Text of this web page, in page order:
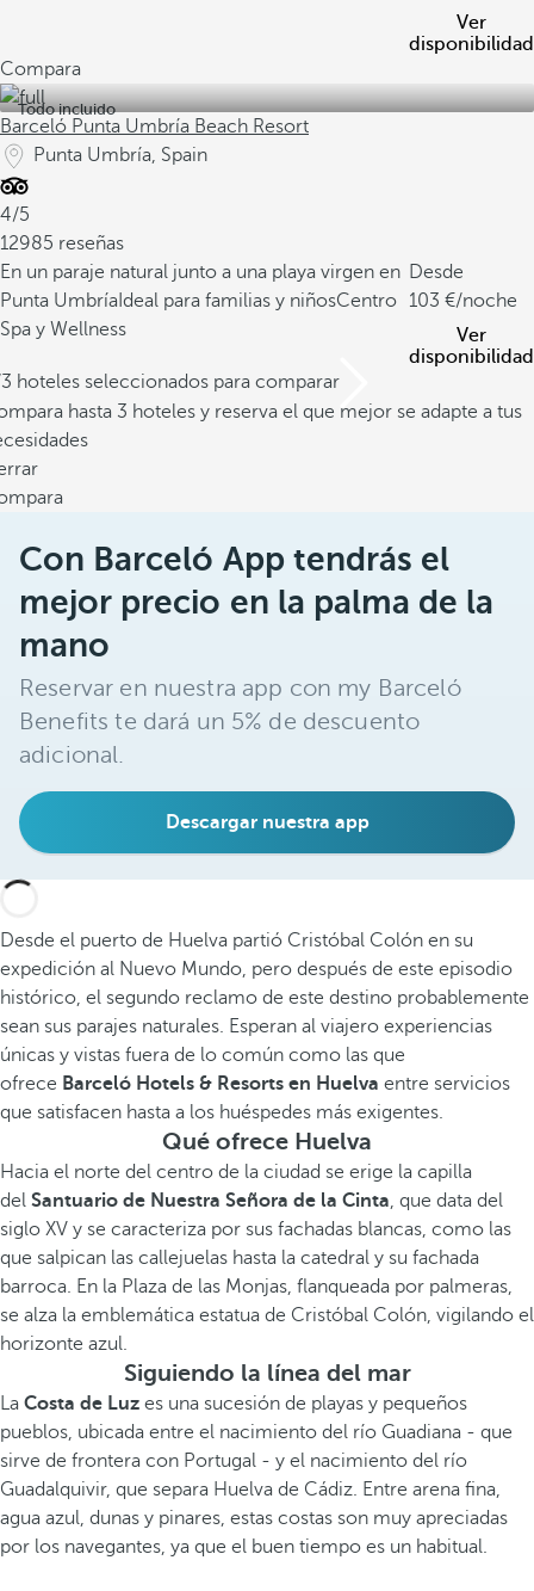
Ver
disponibilidad
Compara
Todo incluido
Barceló Punta Umbría Beach Resort
Punta Umbría, Spain
4/5
12985 reseñas
En un paraje natural junto a una playa virgen en
Punta Umbría Ideal para familias y niñosCentro
Spa y Wellness
Desde
103
/noche
Ver
disponibilidad
hoteles seleccionados para comparar
hasta 3 hoteles y reserva el que mejor se adapte a tus
Con Barceló App tendrás el
mejor precio en la palma de la
mano
Reservar en nuestra app con my Barceló
Benefits te dará un 5% de descuento
adicional.
Descargar nuestra app
Desde el puerto de Huelva partió Cristóbal Colón en su
expedición al Nuevo Mundo, pero después de este episodio
histórico, el segundo reclamo de este destino probablemente
sean sus parajes naturales. Esperan al viajero experiencias
únicas y vistas fuera de lo común como las que
ofrece Barceló Hotels & Resorts en Huelva entre servicios
que satisfacen hasta a los huéspedes más exigentes.
Qué ofrece Huelva
Hacia el norte del centro de la ciudad se erige la capilla
del Santuario de Nuestra Señora de la Cinta, que data del
siglo XV y se caracteriza por sus fachadas blancas, como las
que salpican las callejuelas hasta la catedral y su fachada
barroca. En la Plaza de las Monjas, flanqueada por palmeras,
se alza la emblemática estatua de Cristóbal Colón, vigilando el
horizonte azul.
Siguiendo la línea del mar
La Costa de Luz es una sucesión de playas y pequeños
pueblos, ubicada entre el nacimiento del río Guadiana - que
sirve de frontera con Portugal - y el nacimiento del río
Guadalquivir, que separa Huelva de Cádiz. Entre arena fina,
agua azul, dunas y pinares, estas costas son muy apreciadas
por los navegantes, ya que el buen tiempo es un habitual.